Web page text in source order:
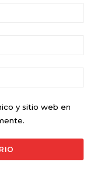
y sitio web en